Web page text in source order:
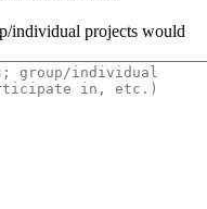
individual projects would